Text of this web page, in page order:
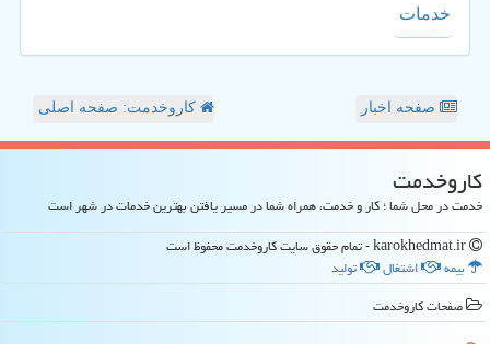
خدمات
صفحه اخبار کاروخدمت: صفحه اصلی
كاروخدمت
خدمت در محل شما ؛ کار و خدمت، همراه شما در مسیر یافتن بهترین خدمات در شهر است
بیمه
اشتغال
تولید
صفحات كاروخدمت